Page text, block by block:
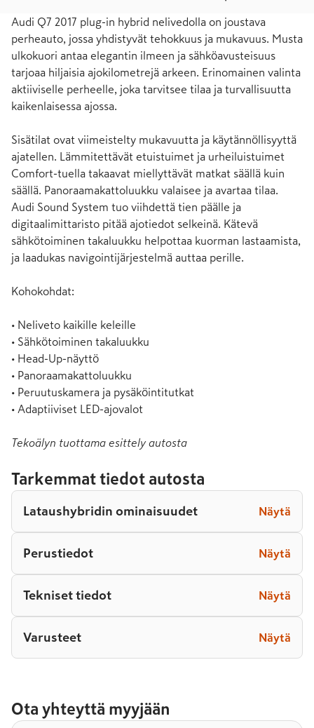
Audi Q7 2017 plug-in hybrid nelivedolla on joustava
perheauto, jossa yhdistyvät tehokkuus ja mukavuus. Musta
ulkokuori antaa elegantin ilmeen ja sähköavusteisuus
tarjoaa hiljaisia ajokilometrejä arkeen. Erinomainen valinta
aktiiviselle perheelle, joka tarvitsee tilaa ja turvallisuutta
kaikenlaisessa ajossa.
Sisätilat ovat viimeistelty mukavuutta ja käytännöllisyyttä
ajatellen. Lämmitettävät etuistuimet ja urheiluistuimet
Comfort-tuella takaavat miellyttävät matkat säällä kuin
säällä. Panoraamakattoluukku valaisee ja avartaa tilaa.
Audi Sound System tuo viihdettä tien päälle ja
digitaalimittaristo pitää ajotiedot selkeinä. Kätevä
sähkötoiminen takaluukku helpottaa kuorman lastaamista,
ja laadukas navigointijärjestelmä auttaa perille.
Kohokohdat:
• Neliveto kaikille keleille
• Sähkötoiminen takaluukku
• Head-Up-näyttö
• Panoraamakattoluukku
• Peruutuskamera ja pysäköintitutkat
• Adaptiiviset LED-ajovalot
Tekoälyn tuottama esittely autosta
Tarkemmat tiedot autosta
Lataushybridin ominaisuudet Näytä
Perustiedot Näytä
Tekniset tiedot Näytä
Varusteet Näytä
Ota yhteyttä myyjään